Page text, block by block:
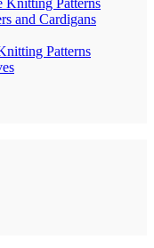
Knitting Patterns
and Cardigans
Patterns